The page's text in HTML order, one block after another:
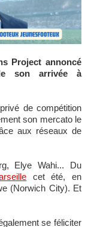
son arrivée à
de compétition
son mercato le
aux réseaux de
Elye Wahi... Du
cet été, en
(Norwich City). Et
se féliciter